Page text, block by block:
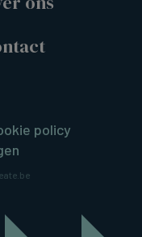
policy